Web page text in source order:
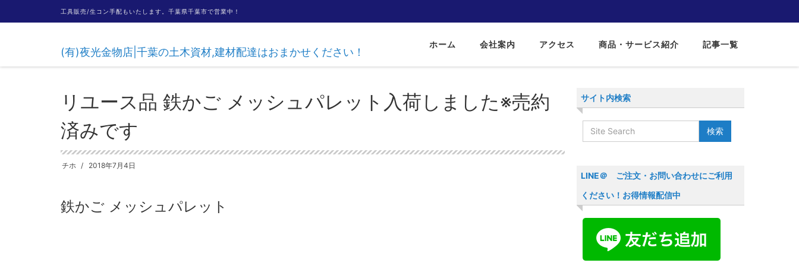
工具販売/生コン手配もいたします。千葉県千葉市で営業中！
(有)夜光金物店|千葉の土木資材,建材配達はおまかせください！
ホーム 会社案内 アクセス 商品・サービス紹介 記事一覧
HOME 商品・サービス リユース商品 リユース品 鉄かご メッシュパレット入荷しました※売約済みです
リユース品 鉄かご メッシュパレット入荷しました※売約
済みです
チホ 2018年7月4日
鉄かご メッシュパレット
サイト内検索
LINE＠ ご注文・お問い合わせにご利用
ください！お得情報配信中